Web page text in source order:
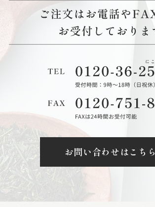
お問い合わせはこちら